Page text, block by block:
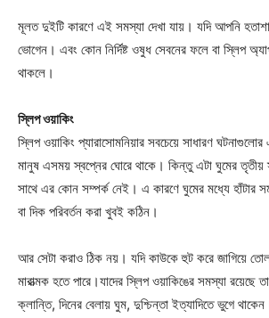
মূলত দুইটি কারণে এই সমস্যা দেখা যায়। যদি আপনি
ভোগেন। এবং কোন নির্দিষ্ট ওষুধ সেবনের ফলে বা স্লিপ
থাকলে।
স্লিপ ওয়াকিং
স্লিপ ওয়াকিং প্যারাসোমনিয়ার সবচেয়ে সাধারণ
মানুষ এসময় স্বপ্নের ঘোরে থাকে। কিন্তু এটা ঘুমের তৃতীয়
সাথে এর কোন সম্পর্ক নেই। এ কারণে ঘুমের মধ্যে হাঁটার
বা দিক পরিবর্তন করা খুবই কঠিন।
আর সেটা করাও ঠিক নয়। যদি কাউকে হুট করে জাগিয়ে
মারাত্মক হতে পারে।যাদের স্লিপ ওয়াকিঙের সমস্যা রয়েছে
ক্লান্তি, দিনের বেলায় ঘুম, দুশ্চিন্তা ইত্যাদিতে ভুগে